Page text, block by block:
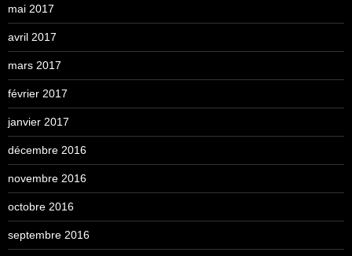
mai 2017
avril 2017
mars 2017
février 2017
janvier 2017
décembre 2016
novembre 2016
octobre 2016
septembre 2016